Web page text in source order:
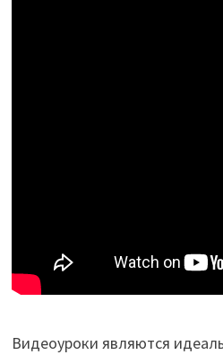
Видеоуроки являются